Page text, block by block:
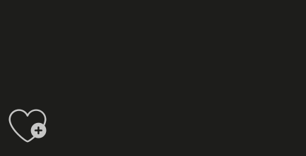
Ajouter aux favoris